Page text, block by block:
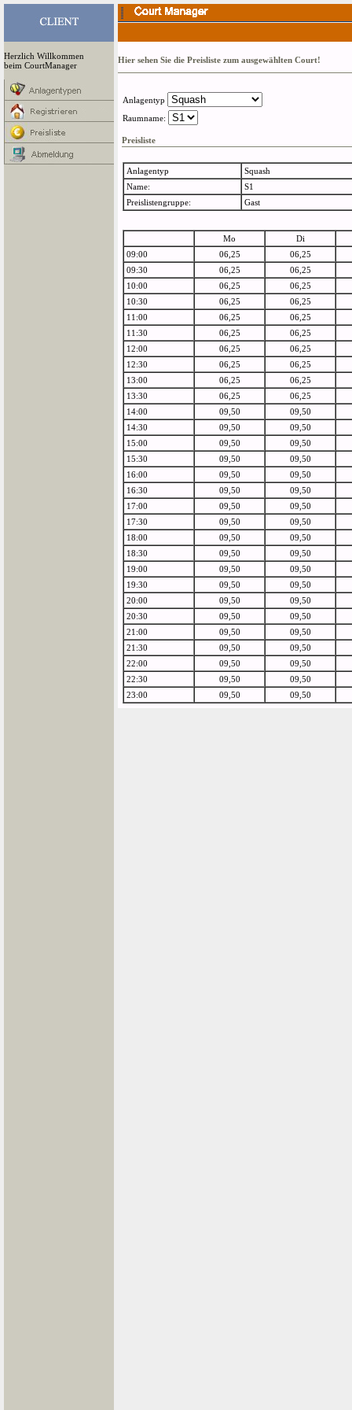
Herzlich Willkommen
beim CourtManager
Hier sehen Sie die Preisliste zum ausgewählten Court!
Anlagentyp
Raumname:
Preisliste
Anlagentyp
Squash
Name:
S1
Preislistengruppe:
Gast
Mo
Di
09:00
06,25
06,25
09:30
06,25
06,25
10:00
06,25
06,25
10:30
06,25
06,25
11:00
06,25
06,25
11:30
06,25
06,25
12:00
06,25
06,25
12:30
06,25
06,25
13:00
06,25
06,25
13:30
06,25
06,25
14:00
09,50
09,50
14:30
09,50
09,50
15:00
09,50
09,50
15:30
09,50
09,50
16:00
09,50
09,50
16:30
09,50
09,50
17:00
09,50
09,50
17:30
09,50
09,50
18:00
09,50
09,50
18:30
09,50
09,50
19:00
09,50
09,50
19:30
09,50
09,50
20:00
09,50
09,50
20:30
09,50
09,50
21:00
09,50
09,50
21:30
09,50
09,50
22:00
09,50
09,50
22:30
09,50
09,50
23:00
09,50 09,50